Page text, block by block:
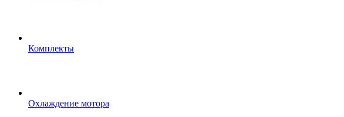
Комплекты
Охлаждение мотора